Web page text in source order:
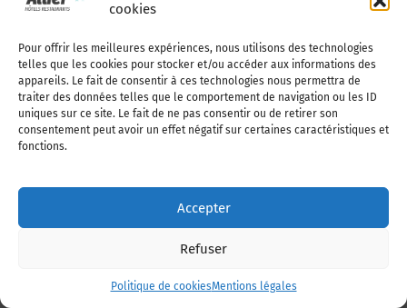
cookies
Pour offrir les meilleures expériences, nous utilisons des technologies
telles que les cookies pour stocker et/ou accéder aux informations des
appareils. Le fait de consentir à ces technologies nous permettra de
traiter des données telles que le comportement de navigation ou les ID
uniques sur ce site. Le fait de ne pas consentir ou de retirer son
consentement peut avoir un effet négatif sur certaines caractéristiques et
fonctions.
Accepter
Refuser
Politique de cookiesMentions légales
Volailles -
Gibiers